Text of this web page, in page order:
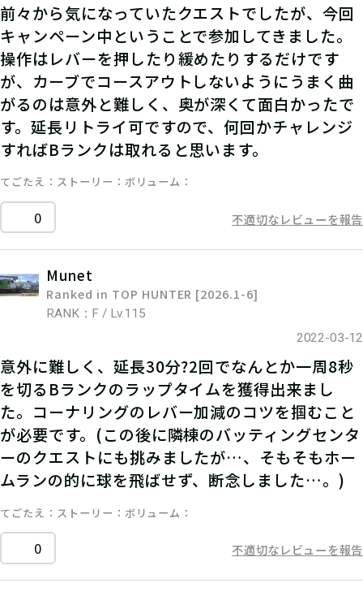
前々から気になっていたクエストでしたが、今回
キャンペーン中ということで参加してきました。
操作はレバーを押したり緩めたりするだけです
が、カーブでコースアウトしないようにうまく曲
がるのは意外と難しく、奥が深くて面白かったで
す。延長リトライ可ですので、何回かチャレンジ
すればBランクは取れると思います。
てごたえ ストーリー ボリューム
0 不適切なレビューを報告
Munet
Ranked in TOP HUNTER [2026.1-6]
RANK：F / Lv.115
2022-03-12
意外に難しく、延長30分?2回でなんとか一周8秒
を切るBランクのラップタイムを獲得出来まし
た。コーナリングのレバー加減のコツを掴むこと
が必要です。(この後に隣棟のバッティングセンタ
ーのクエストにも挑みましたが…、そもそもホー
ムランの的に球を飛ばせず、断念しました…。)
てごたえ ストーリー ボリューム
0 不適切なレビューを報告